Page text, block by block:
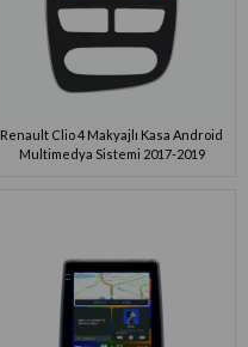
Renault Clio 4 Makyajlı Kasa Android
Multimedya Sistemi 2017-2019